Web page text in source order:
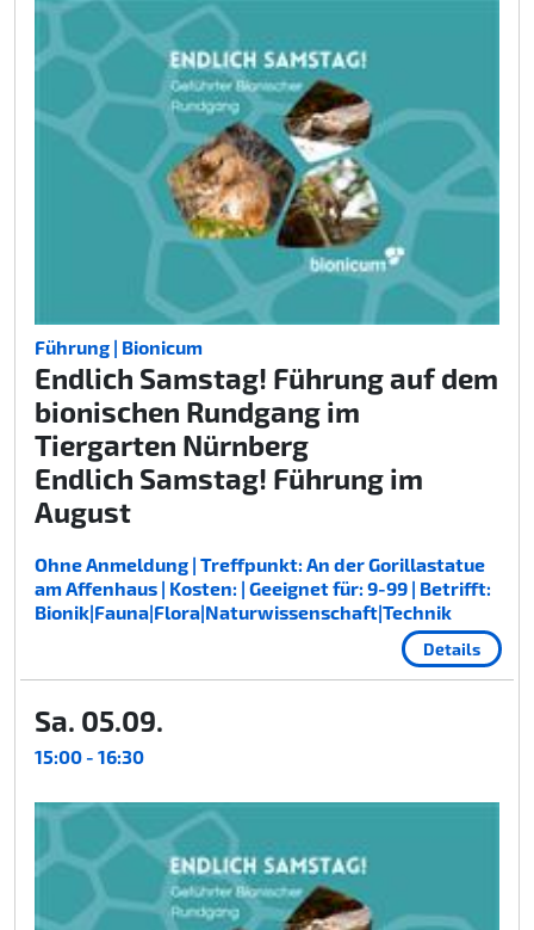
Führung | Bionicum
Endlich Samstag! Führung auf dem
bionischen Rundgang im
Tiergarten Nürnberg
Endlich Samstag! Führung im
August
Ohne Anmeldung | Treffpunkt: An der Gorillastatue
am Affenhaus | Kosten: | Geeignet für: 9-99 | Betrifft:
Bionik|Fauna|Flora|Naturwissenschaft|Technik
Details
Sa. 05.09.
15:00 - 16:30